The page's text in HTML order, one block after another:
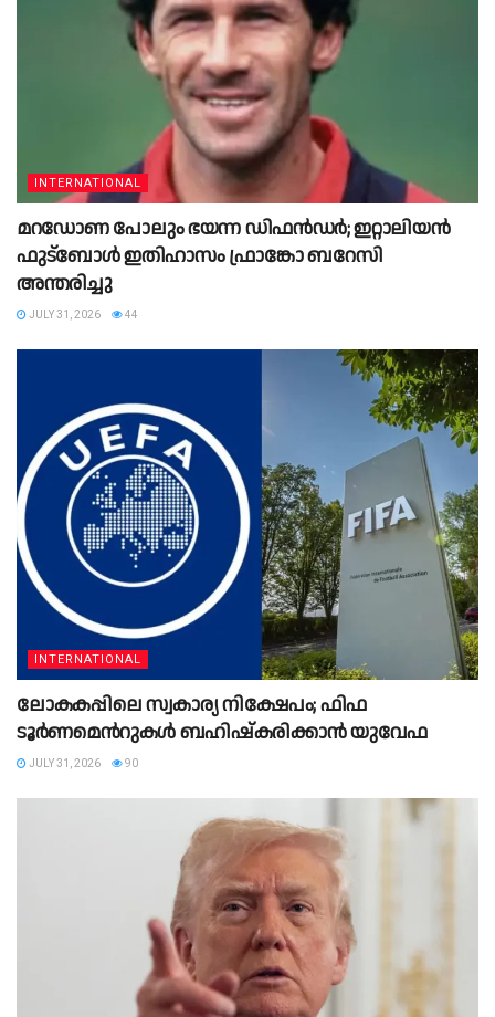
INTERNATIONAL
മറഡോണ പോലും ഭയന്ന ഡിഫൻഡർ; ഇറ്റാലിയൻ
ഫുട്ബോൾ ഇതിഹാസം ഫ്രാങ്കോ ബറേസി
അന്തരിച്ചു
JULY 31, 2026 44
INTERNATIONAL
ലോകകപ്പിലെ സ്വകാര്യ നിക്ഷേപം; ഫിഫ
ടൂർണമെന്‍റുകൾ ബഹിഷ്‌കരിക്കാൻ യുവേഫ
JULY 31, 2026 90